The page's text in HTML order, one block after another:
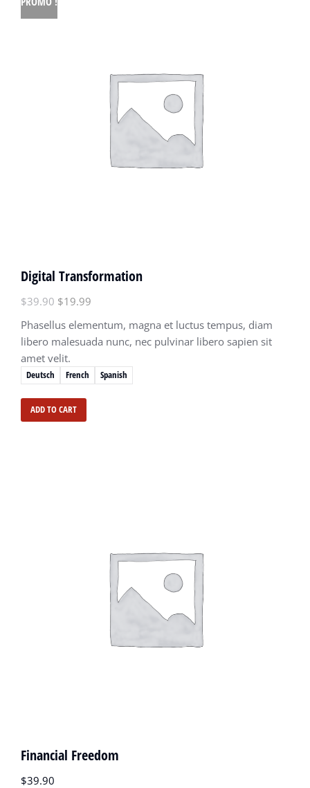
Deutsch French Spanish
Digital Transformation
$39.90 $19.99
Phasellus elementum, magna et luctus tempus, diam
libero malesuada nunc, nec pulvinar libero sapien sit
amet velit.
ADD TO CART
Financial Freedom
$39.90